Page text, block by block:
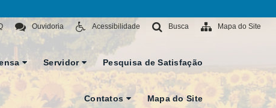
Mapa do Site
Busca
Acessibilidade
Ouvidoria
Servidor Pesquisa de Satisfação
Contatos Mapa do Site